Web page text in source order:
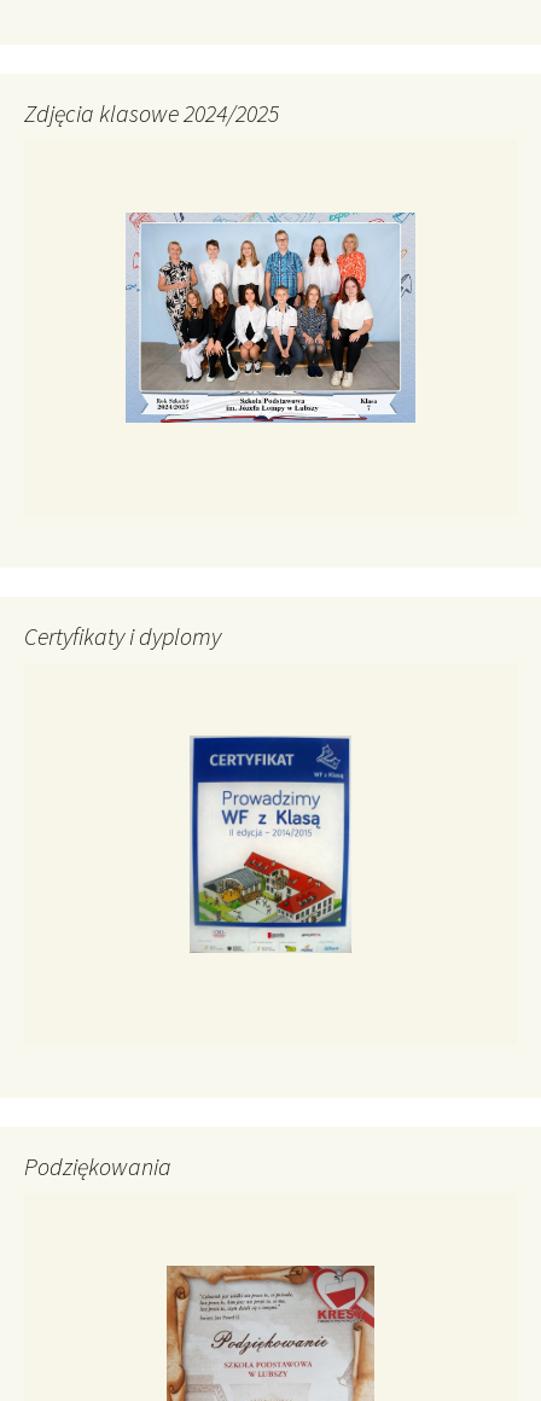
Zdjęcia klasowe 2024/2025
Certyfikaty i dyplomy
Podziękowania